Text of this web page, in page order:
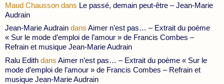
Maud Chausson dans Le passé, demain peut-être – Jean-Marie
Audrain
Jean-Marie Audrain dans Aimer n’est pas… – Extrait du poème
« Sur le mode d’emploi de l’amour » de Francis Combes –
Refrain et musique Jean-Marie Audrain
Ralu Edith dans Aimer n’est pas… – Extrait du poème « Sur le
mode d’emploi de l’amour » de Francis Combes – Refrain et
musique Jean-Marie Audrain